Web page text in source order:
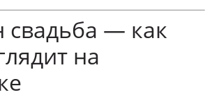
свадьба — как
на